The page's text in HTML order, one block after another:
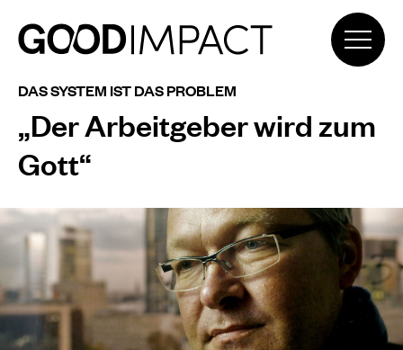
DAS SYSTEM IST DAS PROBLEM
„Der Arbeitgeber wird zum
Gott“